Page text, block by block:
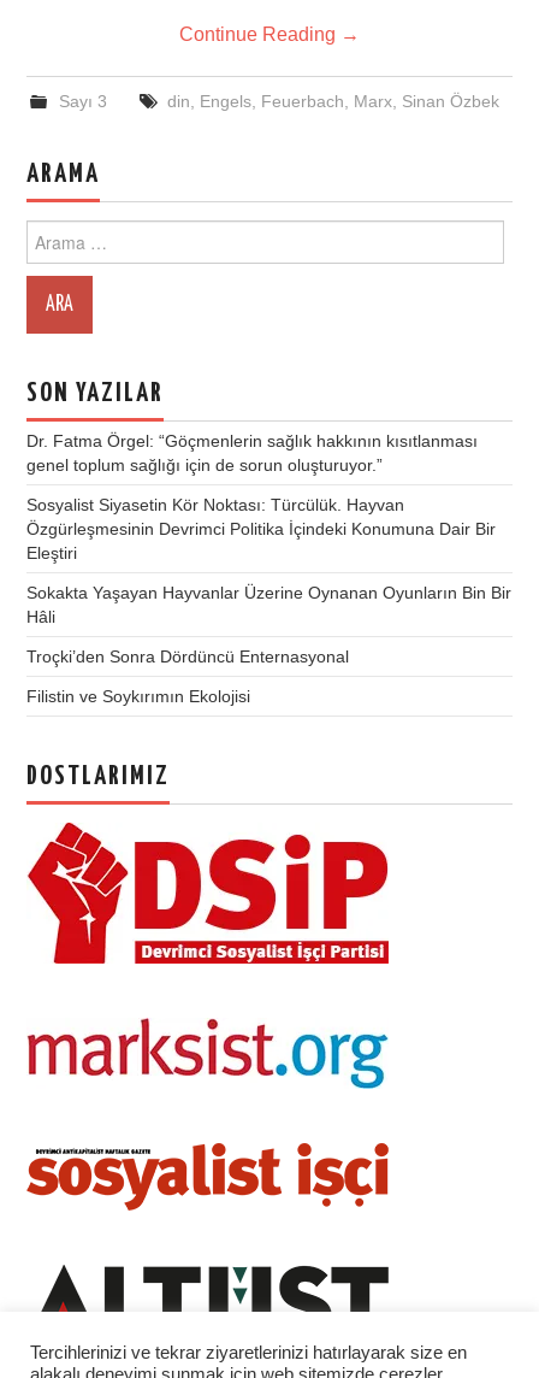
Continue Reading →
Sayı 3 din, Engels, Feuerbach, Marx, Sinan Özbek
ARAMA
Search
for:
SON YAZILAR
Dr. Fatma Örgel: “Göçmenlerin sağlık hakkının kısıtlanması
genel toplum sağlığı için de sorun oluşturuyor.”
Sosyalist Siyasetin Kör Noktası: Türcülük. Hayvan
Özgürleşmesinin Devrimci Politika İçindeki Konumuna Dair Bir
Eleştiri
Sokakta Yaşayan Hayvanlar Üzerine Oynanan Oyunların Bin Bir
Hâli
Troçki’den Sonra Dördüncü Enternasyonal
Filistin ve Soykırımın Ekolojisi
DOSTLARIMIZ
Tercihlerinizi ve tekrar ziyaretlerinizi hatırlayarak size en